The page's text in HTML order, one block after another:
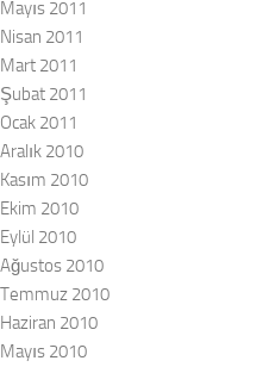
Mayıs 2011
Nisan 2011
Mart 2011
Şubat 2011
Ocak 2011
Aralık 2010
Kasım 2010
Ekim 2010
Eylül 2010
Ağustos 2010
Temmuz 2010
Haziran 2010
Mayıs 2010